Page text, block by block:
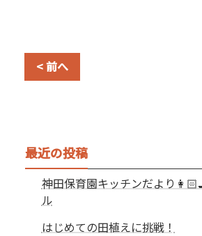
< 前へ
最近の投稿
神田保育園キッチンだより
ル
はじめての田植えに挑戦！